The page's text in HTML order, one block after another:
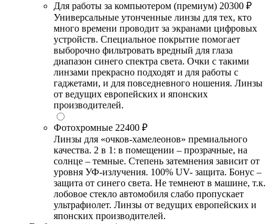
Для работы за компьютером (премиум) 20300 ₽
Универсальные утонченные линзы для тех, кто
много времени проводит за экранами цифровых
устройств. Специальное покрытие помогает
выборочно фильтровать вредный для глаза
диапазон синего спектра света. Очки с такими
линзами прекрасно подходят и для работы с
гаджетами, и для повседневного ношения. Линзы
от ведущих европейских и японских
производителей.
Фотохромные 22400 ₽
Линзы для «очков-хамелеонов» премиального
качества. 2 в 1: в помещении – прозрачные, на
солнце – темные. Степень затемнения зависит от
уровня УФ-излучения. 100% UV- защита. Бонус –
защита от синего света. Не темнеют в машине, т.к.
лобовое стекло автомобиля слабо пропускает
ультрафиолет. Линзы от ведущих европейских и
японских производителей.